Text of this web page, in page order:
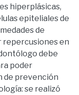
hiperplásicas,
epiteliales de
de
repercusiones en
debe
poder
de prevención
se realizó